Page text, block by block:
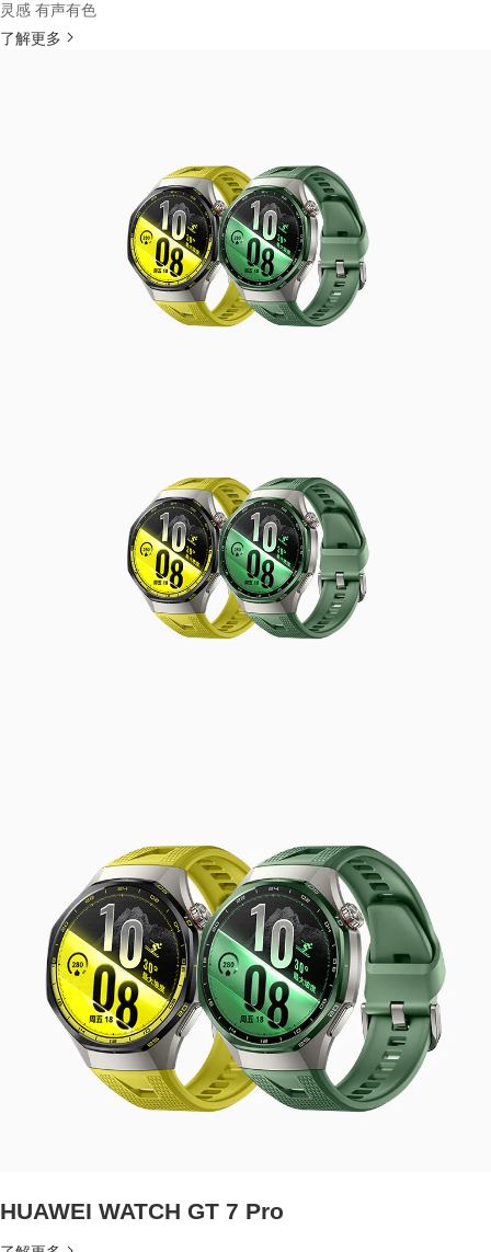
灵感 有声有色
了解更多
HUAWEI WATCH GT 7 Pro